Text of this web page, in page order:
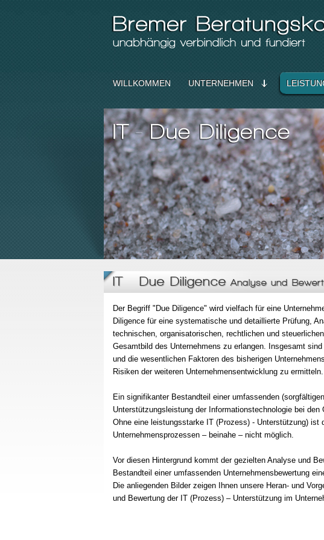
WILLKOMMEN UNTERNEHMEN
IT - Due Diligence Analyse und
Der Begriff "Due Diligence" wird vielfach für eine
Diligence für eine systematische und detaillierte Prüfung,
technischen, organisatorischen, rechtlichen und
Gesamtbild des Unternehmens zu erlangen. Insgesamt
und die wesentlichen Faktoren des bisherigen
Risiken der weiteren Unternehmensentwicklung zu ermitteln.
Ein signifikanter Bestandteil einer umfassenden
Unterstützungsleistung der Informationstechnologie bei
Ohne eine leistungsstarke IT (Prozess) - Unterstützung) ist
Unternehmensprozessen – beinahe – nicht möglich.
Vor diesen Hintergrund kommt der gezielten Analyse und
Bestandteil einer umfassenden Unternehmensbewertung
Die anliegenden Bilder zeigen Ihnen unsere Heran- und
und Bewertung der IT (Prozess) – Unterstützung im